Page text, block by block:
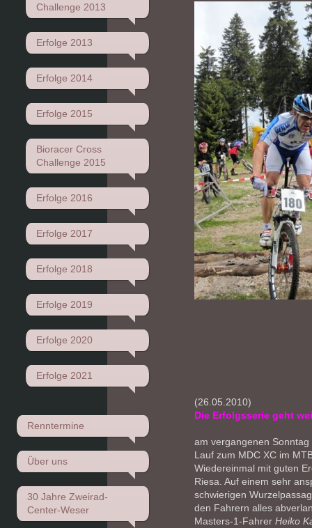
Challenge 2013
Erfolge 2013
Erfolge 2014
Erfolge 2015
Bioracer Cross
Challenge 2015
Erfolge 2016
Erfolge 2017
Erfolge 2018
Erfolge 2019
Erfolge 2020
Erfolge 2021
Renntermine
Über uns
30 Jahre Zweirad-
Center-Weser
(26.05.2010)
Die Erfolgsserie geht
am vergangenen
Lauf zum MDC XC im
Wiedereinmal mit guten
Riesa. Auf einem sehr
schwierigen
den Fahrern alles
Masters-1-FahrerHeiko